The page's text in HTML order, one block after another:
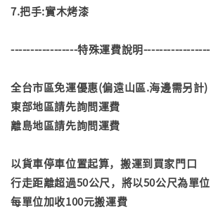
7.把手:實木烤漆
-----------------特殊運費說明-----------------
全台市區免運優惠(偏遠山區.海邊需另計)
東部地區請先詢問運費
離島地區請先詢問運費
以貨車停車位置起算，搬運到買家門口
行走距離超過50公尺，將以50公尺為單位
每單位加收100元搬運費